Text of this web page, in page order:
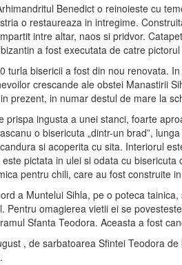
Benedict o reinoieste cu
o restaureaza in intregime.
intre altar, naos si pridvor.
a fost executata de catre pictorul
turla bisericii a fost din nou renovata.
crescande ale obstei Manastirii
prezent, in numar destul de mare la
prispa ingusta a unei stanci, foarte
o bisericuta „dintr-un brad”,
si acoperita cu sita. Interiorul
pictata in ulei si odata cu
pentru chili, care au fost construite
a Muntelui Sihla, pe o poteca
Pentru omagierea vietii ei se
Sfanta Teodora. Aceasta a fost
, de sarbatoarea Sfintei Teodora